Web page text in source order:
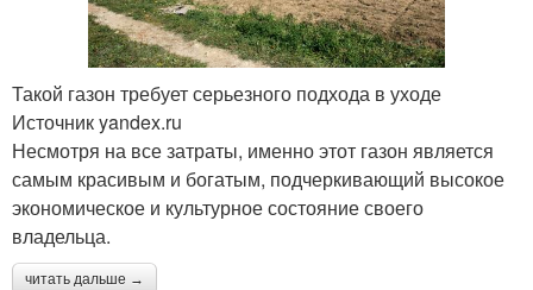
Такой газон требует серьезного подхода в уходе
Источник yandex.ru
Несмотря на все затраты, именно этот газон является
самым красивым и богатым, подчеркивающий высокое
экономическое и культурное состояние своего
владельца.
читать дальше →